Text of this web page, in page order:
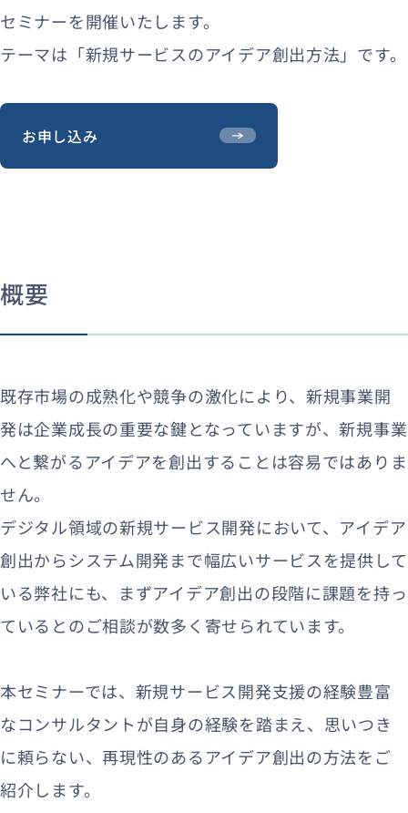
セミナーを開催いたします。
テーマは「新規サービスのアイデア創出方法」です。
お申し込み
概要
既存市場の成熟化や競争の激化により、新規事業開
発は企業成長の重要な鍵となっていますが、新規事業
へと繋がるアイデアを創出することは容易ではありま
せん。
デジタル領域の新規サービス開発において、アイデア
創出からシステム開発まで幅広いサービスを提供して
いる弊社にも、まずアイデア創出の段階に課題を持っ
ているとのご相談が数多く寄せられています。
本セミナーでは、新規サービス開発支援の経験豊富
なコンサルタントが自身の経験を踏まえ、思いつき
に頼らない、再現性のあるアイデア創出の方法をご
紹介します。